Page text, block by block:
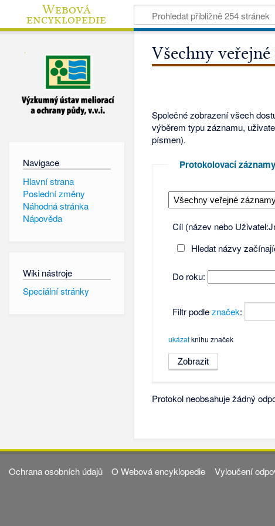
Webová
encyklopedie
Navigace
Hlavní strana
Poslední změny
Náhodná stránka
Nápověda
Wiki nástroje
Speciální stránky
Všechny
Společné zobrazení všech
výběrem typu záznamu,
písmen).
Protokolovací záznamy
Cíl (název nebo
Hledat názvy
Do roku:
Filtr podleznaček:
ukázatknihu značek
Protokol neobsahuje žádný
Ochrana osobních údajů O Webová encyklopedie Vyloučení